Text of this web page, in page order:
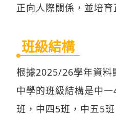
正向人際關係，並培育
班級結構
根據2025/26學年資料
中學的班級結構是中
班，中四5班，中五5